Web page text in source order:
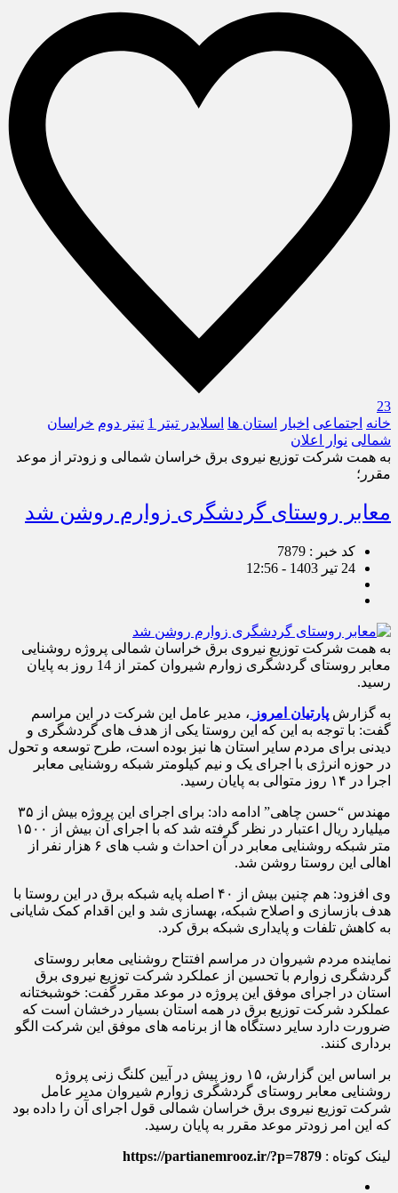
23
خانه اجتماعی اخبار استان ها اسلایدر تیتر 1 تیتر دوم خراسان
شمالی نوار اعلان
به همت شرکت توزیع نیروی برق خراسان شمالی و زودتر از موعد
مقرر؛
معابر روستای گردشگری زوارم روشن شد
کد خبر : 7879
24 تیر 1403 - 12:56
به همت شرکت توزیع نیروی برق خراسان شمالی پروژه روشنایی
معابر روستای گردشگری زوارم شیروان کمتر از 14 روز به پایان
رسید.
به گزارش پارتیان امروز ، مدیر عامل این شرکت در این مراسم
گفت: با توجه به این که این روستا یکی از هدف های گردشگری و
دیدنی برای مردم سایر استان ها نیز بوده است، طرح توسعه و تحول
در حوزه انرژی با اجرای یک و نیم کیلومتر شبکه روشنایی معابر
اجرا در ۱۴ روز متوالی به پایان رسید.
مهندس “حسن چاهی” ادامه داد: برای اجرای این پروژه بیش از ۳۵
میلیارد ریال اعتبار در نظر گرفته شد که با اجرای آن بیش از ۱۵۰۰
متر شبکه روشنایی معابر در آن احداث و شب های ۶ هزار نفر از
اهالی این روستا روشن شد.
وی افزود: هم چنین بیش از ۴۰ اصله پایه شبکه برق در این روستا با
هدف بازسازی و اصلاح شبکه، بهسازی شد و این اقدام کمک شایانی
به کاهش تلفات و پایداری شبکه برق کرد.
نماینده مردم شیروان در مراسم افتتاح روشنایی معابر روستای
گردشگری زوارم با تحسین از عملکرد شرکت توزیع نیروی برق
استان در اجرای موفق این پروژه در موعد مقرر گفت: خوشبختانه
عملکرد شرکت توزیع برق در همه استان بسیار درخشان است که
ضرورت دارد سایر دستگاه ها از برنامه های موفق این شرکت الگو
برداری کنند.
بر اساس این گزارش، ۱۵ روز پیش در آیین کلنگ زنی پروژه
روشنایی معابر روستای گردشگری زوارم شیروان مدیر عامل
شرکت توزیع نیروی برق خراسان شمالی قول اجرای آن را داده بود
که این امر زودتر موعد مقرر به پایان رسید.
لینک کوتاه : https://partianemrooz.ir/?p=7879